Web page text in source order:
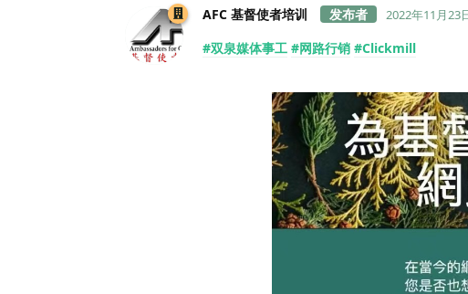
AFC 基督使者培训 2022年11月23
#双泉媒体事工 #网路行销 #Clickmill